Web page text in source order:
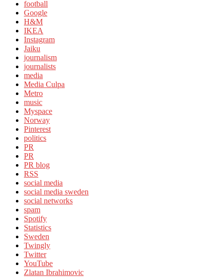
football
Google
H&M
IKEA
Instagram
Jaiku
journalism
journalists
media
Media Culpa
Metro
music
Myspace
Norway
Pinterest
politics
PR
PR
PR blog
RSS
social media
social media sweden
social networks
spam
Spotify
Statistics
Sweden
Twingly
Twitter
YouTube
Zlatan Ibrahimovic